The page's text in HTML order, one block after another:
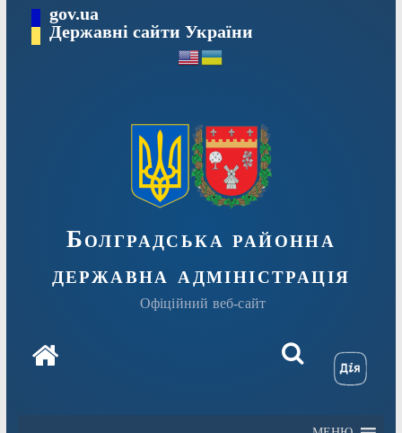
Перейтиgov.ua
Державні сайти України
Болградська районна
державна адміністрація
Офіційний веб-сайт